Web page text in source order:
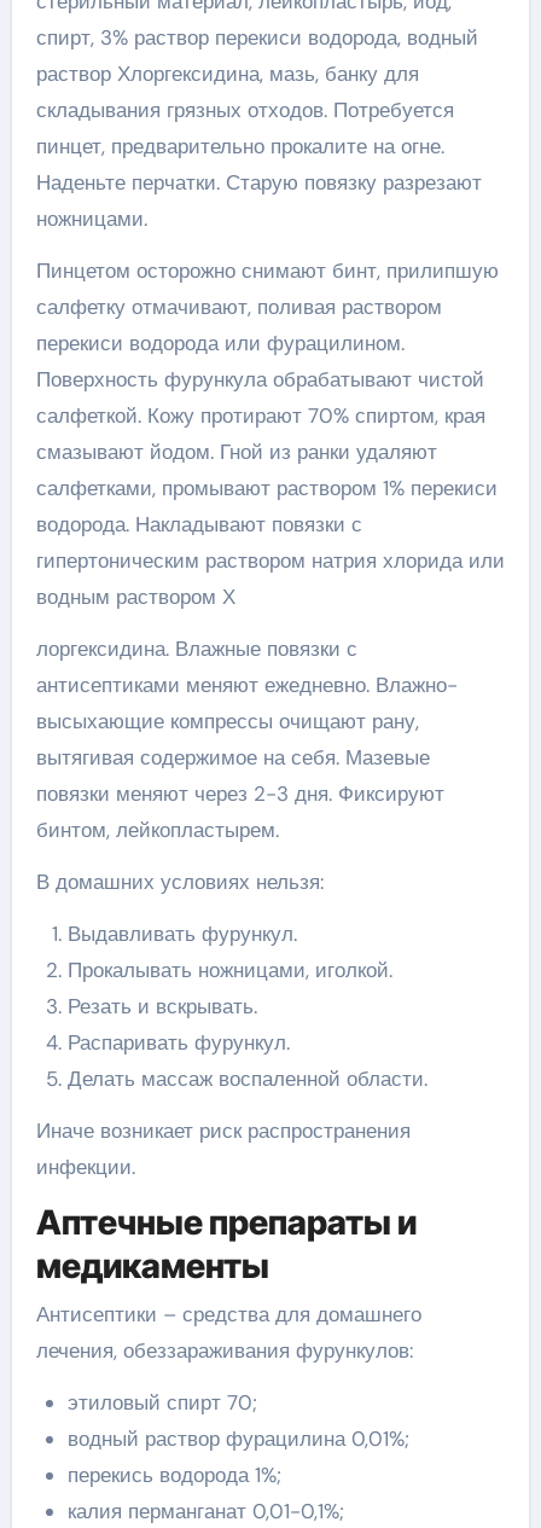
спирт, 3% раствор перекиси водорода, водный
раствор Хлоргексидина, мазь, банку для
складывания грязных отходов. Потребуется
пинцет, предварительно прокалите на огне.
Наденьте перчатки. Старую повязку разрезают
ножницами.
Пинцетом осторожно снимают бинт, прилипшую
салфетку отмачивают, поливая раствором
перекиси водорода или фурацилином.
Поверхность фурункула обрабатывают чистой
салфеткой. Кожу протирают 70% спиртом, края
смазывают йодом. Гной из ранки удаляют
салфетками, промывают раствором 1% перекиси
водорода. Накладывают повязки с
гипертоническим раствором натрия хлорида или
водным раствором Х
лоргексидина. Влажные повязки с
антисептиками меняют ежедневно. Влажно-
высыхающие компрессы очищают рану,
вытягивая содержимое на себя. Мазевые
повязки меняют через 2-3 дня. Фиксируют
бинтом, лейкопластырем.
В домашних условиях нельзя:
Выдавливать фурункул.
Прокалывать ножницами, иголкой.
Резать и вскрывать.
Распаривать фурункул.
Делать массаж воспаленной области.
Иначе возникает риск распространения
инфекции.
Аптечные препараты и
медикаменты
Антисептики – средства для домашнего
лечения, обеззараживания фурункулов:
этиловый спирт 70;
водный раствор фурацилина 0,01%;
перекись водорода 1%;
калия перманганат 0,01-0,1%;